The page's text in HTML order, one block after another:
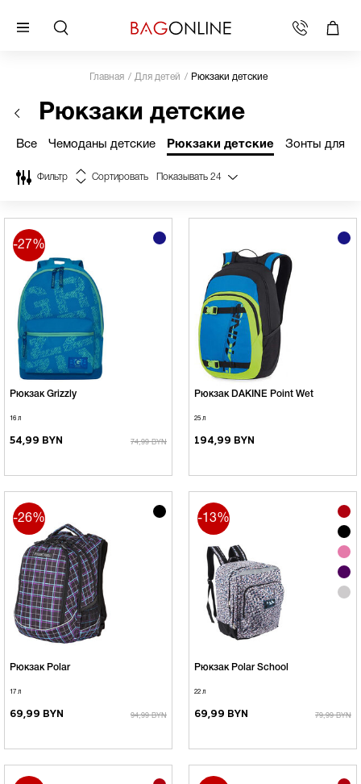
Главная Для детей Рюкзаки детские
Рюкзаки детские
Все Чемоданы детские Рюкзаки детские Зонты для
Фильтр Сортировать Показывать 24
Рюкзак Grizzly
16 л
54,99 BYN 74,99 BYN
-27%
Рюкзак DAKINE Point Wet
25 л
194,99 BYN
Рюкзак Polar
17 л
69,99 BYN 94,99 BYN
-26%
Рюкзак Polar School
22 л
69,99 BYN 79,99 BYN
-13%